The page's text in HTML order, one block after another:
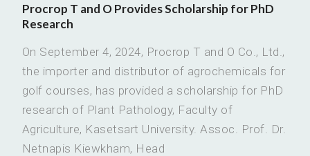
Procrop T and O Provides Scholarship for PhD
Research
On September 4, 2024, Procrop T and O Co., Ltd.,
the importer and distributor of agrochemicals for
golf courses, has provided a scholarship for PhD
research of Plant Pathology, Faculty of
Agriculture, Kasetsart University. Assoc. Prof. Dr.
Netnapis Kiewkham, Head